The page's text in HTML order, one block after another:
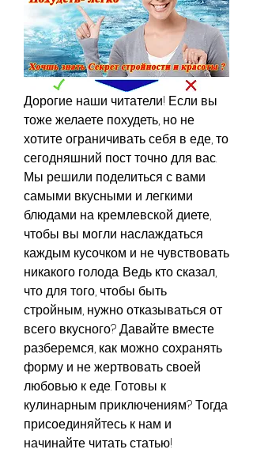
Дорогие наши читатели! Если вы
тоже желаете похудеть, но не
хотите ограничивать себя в еде, то
сегодняшний пост точно для вас.
Мы решили поделиться с вами
самыми вкусными и легкими
блюдами на кремлевской диете,
чтобы вы могли наслаждаться
каждым кусочком и не чувствовать
никакого голода. Ведь кто сказал,
что для того, чтобы быть
стройным, нужно отказываться от
всего вкусного? Давайте вместе
разберемся, как можно сохранять
форму и не жертвовать своей
любовью к еде. Готовы к
кулинарным приключениям? Тогда
присоединяйтесь к нам и
начинайте читать статью!